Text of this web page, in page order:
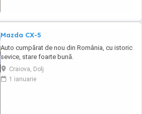
Mazda CX-5
Auto cumpărat de nou din România, cu istoric
sevice, stare foarte bună.
Craiova, Dolj
1 ianuarie